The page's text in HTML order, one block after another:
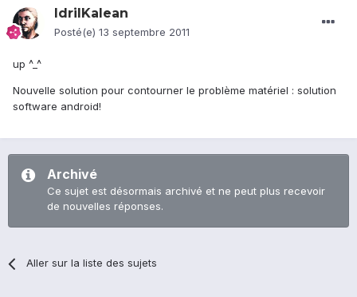
IdrilKalean
Posté(e) 13 septembre 2011
up ^_^
Nouvelle solution pour contourner le problème matériel : solution
software android!
Archivé
Ce sujet est désormais archivé et ne peut plus recevoir
de nouvelles réponses.
Aller sur la liste des sujets